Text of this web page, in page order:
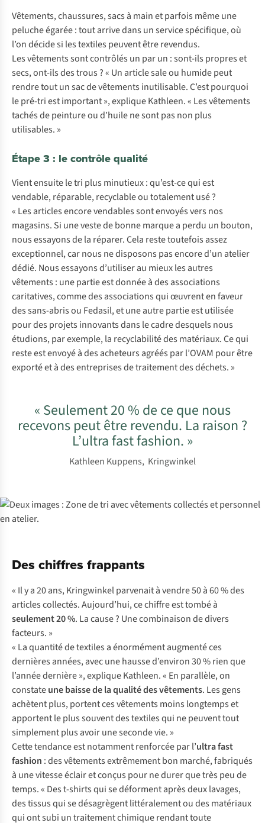
Vêtements, chaussures, sacs à main et parfois même une
peluche égarée : tout arrive dans un service spécifique, où
l’on décide si les textiles peuvent être revendus.
Les vêtements sont contrôlés un par un : sont-ils propres et
secs, ont-ils des trous ? « Un article sale ou humide peut
rendre tout un sac de vêtements inutilisable. C’est pourquoi
le pré-tri est important », explique Kathleen. « Les vêtements
tachés de peinture ou d’huile ne sont pas non plus
utilisables. »
Étape 3 : le contrôle qualité
Vient ensuite le tri plus minutieux : qu’est-ce qui est
vendable, réparable, recyclable ou totalement usé ?
« Les articles encore vendables sont envoyés vers nos
magasins. Si une veste de bonne marque a perdu un bouton,
nous essayons de la réparer. Cela reste toutefois assez
exceptionnel, car nous ne disposons pas encore d’un atelier
dédié. Nous essayons d’utiliser au mieux les autres
vêtements : une partie est donnée à des associations
caritatives, comme des associations qui œuvrent en faveur
des sans-abris ou Fedasil, et une autre partie est utilisée
pour des projets innovants dans le cadre desquels nous
étudions, par exemple, la recyclabilité des matériaux. Ce qui
reste est envoyé à des acheteurs agréés par l’OVAM pour être
exporté et à des entreprises de traitement des déchets. »
« Seulement 20 % de ce que nous
recevons peut être revendu. La raison ?
L’ultra fast fashion. »
Kathleen Kuppens, Kringwinkel
Des chiffres frappants
« Il y a 20 ans, Kringwinkel parvenait à vendre 50 à 60 % des
articles collectés. Aujourd’hui, ce chiffre est tombé à
seulement 20 %. La cause ? Une combinaison de divers
facteurs. »
« La quantité de textiles a énormément augmenté ces
dernières années, avec une hausse d’environ 30 % rien que
l’année dernière », explique Kathleen. « En parallèle, on
constateune baisse de la qualité des vêtements. Les gens
achètent plus, portent ces vêtements moins longtemps et
apportent le plus souvent des textiles qui ne peuvent tout
simplement plus avoir une seconde vie. »
Cette tendance est notamment renforcée par l’ultra fast
fashion : des vêtements extrêmement bon marché, fabriqués
à une vitesse éclair et conçus pour ne durer que très peu de
temps. « Des t-shirts qui se déforment après deux lavages,
des tissus qui se désagrègent littéralement ou des matériaux
qui ont subi un traitement chimique rendant toute